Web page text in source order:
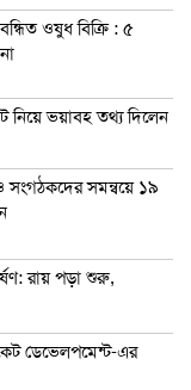
ওষুধ বিক্রি : ৫
নিয়ে ভয়াবহ তথ্য দিলেন
সংগঠকদের সমন্বয়ে ১৯
রায় পড়া শুরু,
ডেভেলপমেন্ট-এর